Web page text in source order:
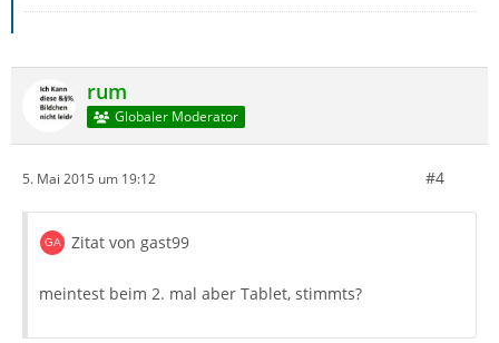
rum
Globaler Moderator
5. Mai 2015 um 19:12 #4
Zitat von gast99
meintest beim 2. mal aber Tablet, stimmts?